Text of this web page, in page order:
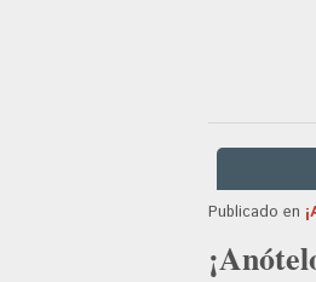
Publicado en